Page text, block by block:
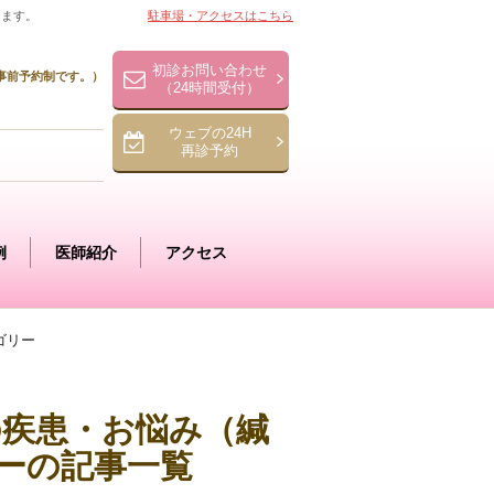
す。 駐車場・アクセスはこちら
予約制です。）
初診お問い合わせ
（24時間受付）
ウェブの24H
再診予約
医師紹介 アクセス
リー
患・お悩み（緘
の記事一覧